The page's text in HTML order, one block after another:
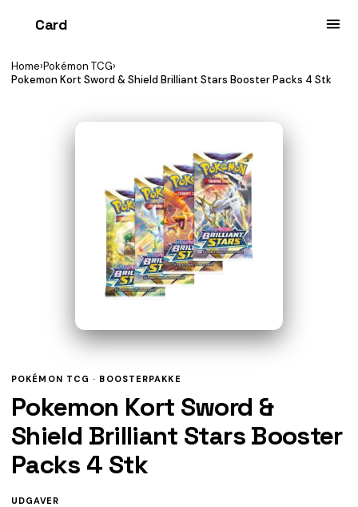
Card
Home›Pokémon TCG›
Pokemon Kort Sword & Shield Brilliant Stars Booster Packs 4 Stk
POKÉMON TCG · BOOSTERPAKKE
Pokemon Kort Sword &
Shield Brilliant Stars Booster
Packs 4 Stk
UDGAVER